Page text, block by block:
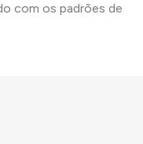
com os padrões de